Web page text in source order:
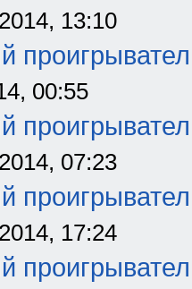
13:10
00:55
07:23
17:24